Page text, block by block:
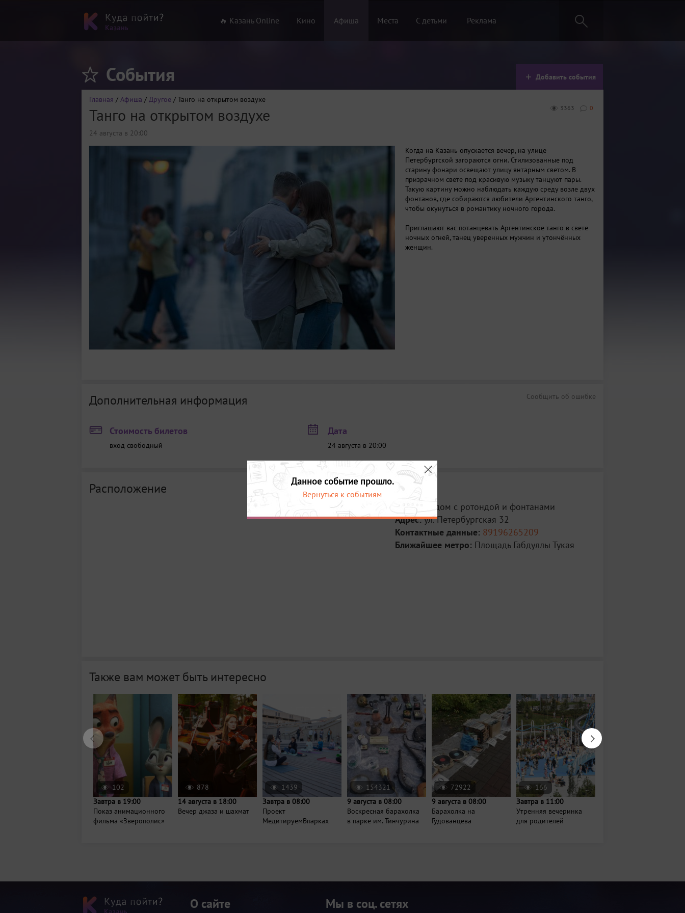
🔥 Казань Online Кино Афиша Места С детьми Реклама
События Добавить события
Главная / Афиша / Другое / Танго на открытом воздухе
0
3363
Танго на открытом воздухе
24 августа в 20:00
Когда на Казань опускается вечер, на улице
Петербургской загораются огни. Стилизованные под
старину фонари освещают улицу янтарным светом. В
призрачном свете под красивую музыку танцуют пары.
Такую картину можно наблюдать каждую среду возле двух
фонтанов, где собираются любители Аргентинского танго,
чтобы окунуться в романтику ночного города.
Приглашают вас потанцевать Аргентинское танго в свете
ночных огней, танец уверенных мужчин и утончённых
женщин.
Сообщить об ошибке
Дополнительная информация
Стоимость билетов
вход свободный
Дата
24 августа в 20:00
Расположение
Место:
Рядом с ротондой и фонтанами
Адрес:ул. Петербургская 32
Контактные данные: 89196265209
Ближайшее метро: Площадь Габдуллы Тукая
Также вам может быть интересно
102
Завтра в 19:00
Показ анимационного
фильма «Зверополис»
878
14 августа в 18:00
Вечер джаза и шахмат
1439
Завтра в 08:00
Проект
МедитируемВпарках
154321
9 августа в 08:00
Воскресная барахолка
в парке им. Тинчурина
72922
9 августа в 08:00
Барахолка на
Гудованцева
166
Завтра в 11:00
Утренняя вечеринка
для родителей
Данное событие прошло.
Вернуться к событиям
О сайте Мы в соц. сетях